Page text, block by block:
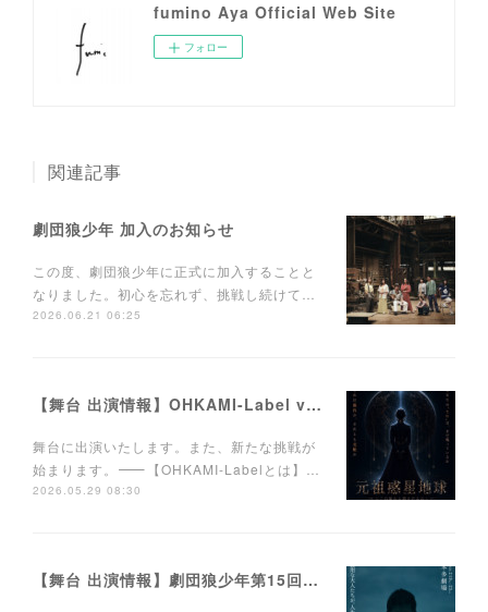
fumino Aya Official Web Site
フォロー
関連記事
劇団狼少年 加入のお知らせ
この度、劇団狼少年に正式に加入することと
なりました。初心を忘れず、挑戦し続けて…
2026.06.21 06:25
【舞台 出演情報】OHKAMI-Label vol.1 「元祖惑星地球」〜この星から消えたもの〜
舞台に出演いたします。また、新たな挑戦が
始まります。⸻【OHKAMI-Labelとは】…
2026.05.29 08:30
【舞台 出演情報】劇団狼少年第15回公演「晩カラ学校」本多劇場公演 本ビジュアル第一弾公開